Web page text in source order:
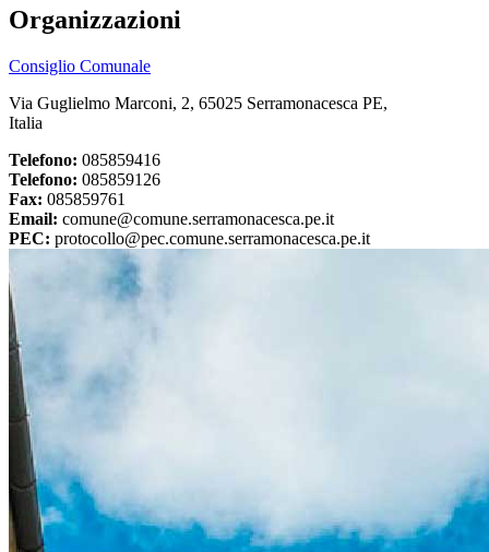
Organizzazioni
Consiglio Comunale
Via Guglielmo Marconi, 2, 65025 Serramonacesca PE,
Italia
Telefono: 085859416
Telefono: 085859126
Fax: 085859761
Email: comune@comune.serramonacesca.pe.it
PEC: protocollo@pec.comune.serramonacesca.pe.it